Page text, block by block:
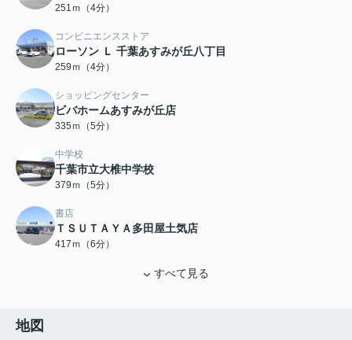
251ｍ（4分）
コンビニエンスストア
ローソン Ｌ 千葉あすみが丘八丁目
259ｍ（4分）
ショッピングセンター
ビバホームあすみが丘店
335ｍ（5分）
中学校
千葉市立大椎中学校
379ｍ（5分）
書店
ＴＳＵＴＡＹＡ多田屋土気店
417ｍ（6分）
すべて見る
地図